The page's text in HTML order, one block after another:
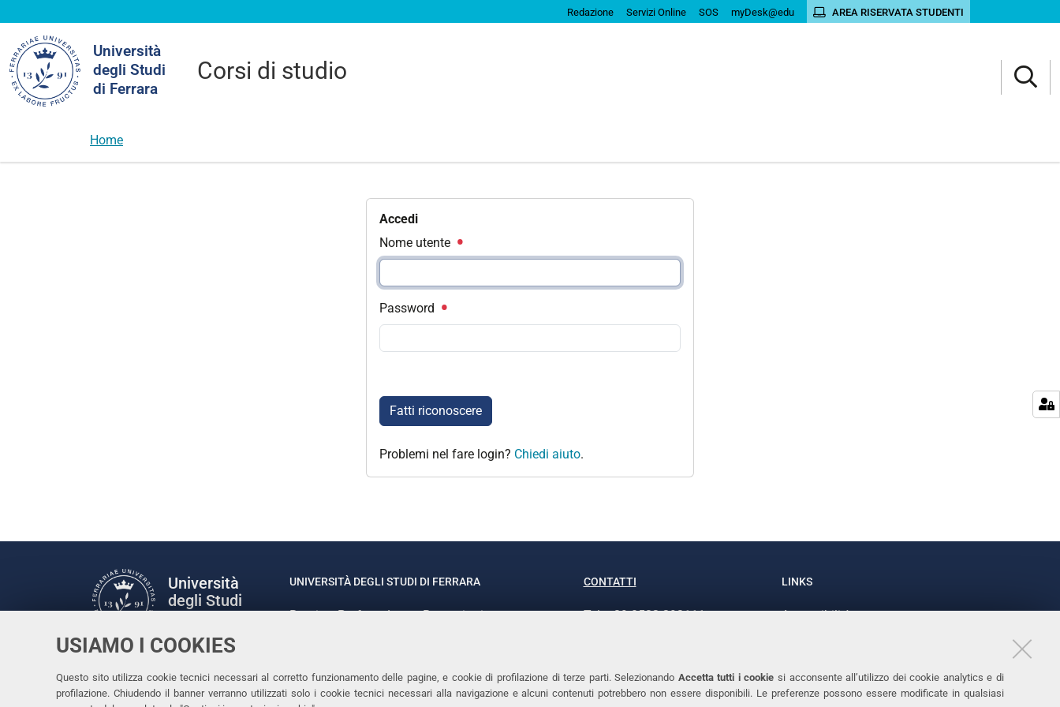
USIAMO I COOKIES
Questo sito utilizza cookie tecnici necessari al corretto funzionamento delle pagine, e cookie di profilazione di terze parti. Selezionando Accetta tutti i cookie si acconsente all’utilizzo dei cookie analytics e di
profilazione. Chiudendo il banner verranno utilizzati solo i cookie tecnici necessari alla navigazione e alcuni contenuti potrebbero non essere disponibili. Le preferenze possono essere modificate in qualsiasi
Redazione Servizi Online SOS myDesk@edu AREA RISERVATA STUDENTI
Università
degli Studi
di Ferrara
Corsi di studio
nel
sito
Home
Accedi
Nome utente
Password
Fatti riconoscere
Problemi nel fare login? Chiedi aiuto.
Università
degli Studi
Facebook
LinkedinInstagram
Youtube
UNIVERSITÀ DEGLI STUDI DI FERRARA
Rettrice: Prof.ssa Laura Ramaciotti
CONTATTI
Tel. +39 0532 293111
LINKS
Accessibilità
Cookies